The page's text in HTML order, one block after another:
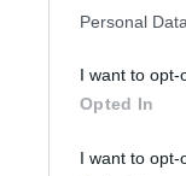
Personal
I want to opt-
Opted In
I want to opt-